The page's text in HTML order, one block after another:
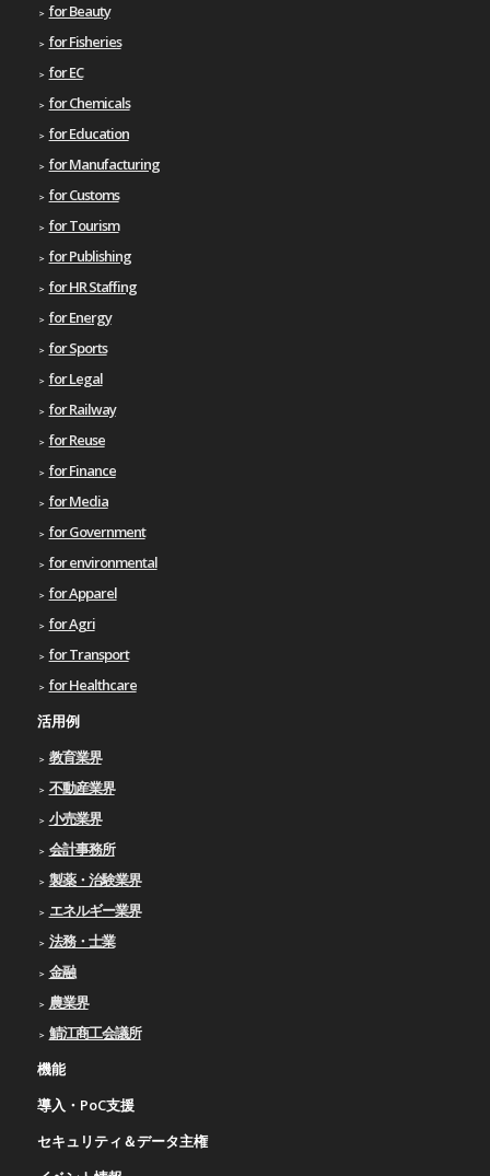
for Beauty
for Fisheries
for EC
for Chemicals
for Education
for Manufacturing
for Customs
for Tourism
for Publishing
for HR Staffing
for Energy
for Sports
for Legal
for Railway
for Reuse
for Finance
for Media
for Government
for environmental
for Apparel
for Agri
for Transport
for Healthcare
活用例
教育業界
不動産業界
小売業界
会計事務所
製薬・治験業界
エネルギー業界
法務・士業
金融
農業界
鯖江商工会議所
機能
導入・PoC支援
セキュリティ＆データ主権